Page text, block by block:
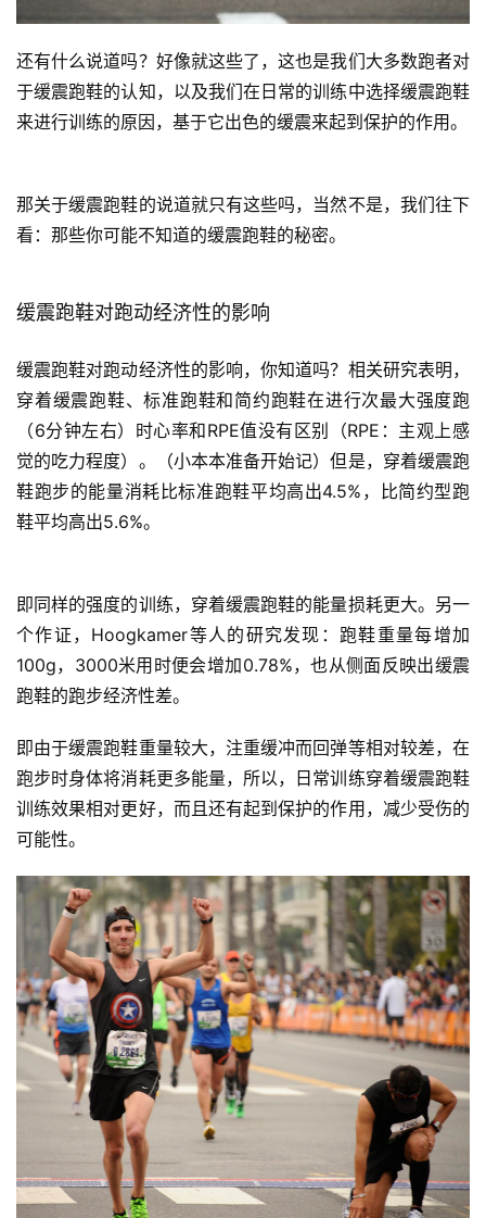
赛
观
训
还有什么说道吗？好像就这些了，这也是我们大多数跑者对
于缓震跑鞋的认知，以及我们在日常的训练中选择缓震跑鞋
来进行训练的原因，基于它出色的缓震来起到保护的作用。
那关于缓震跑鞋的说道就只有这些吗，当然不是，我们往下
看：那些你可能不知道的缓震跑鞋的秘密。
缓震跑鞋对跑动经济性的影响
缓震跑鞋对跑动经济性的影响，你知道吗？相关研究表明，
穿着缓震跑鞋、标准跑鞋和简约跑鞋在进行次最大强度跑
（6分钟左右）时心率和RPE值没有区别（RPE：主观上感
觉的吃力程度）。（小本本准备开始记）但是，穿着缓震跑
鞋跑步的能量消耗比标准跑鞋平均高出4.5%，比简约型跑
鞋平均高出5.6%。
即同样的强度的训练，穿着缓震跑鞋的能量损耗更大。另一
个作证，Hoogkamer等人的研究发现：跑鞋重量每增加
100g，3000米用时便会增加0.78%，也从侧面反映出缓震
跑鞋的跑步经济性差。
即由于缓震跑鞋重量较大，注重缓冲而回弹等相对较差，在
跑步时身体将消耗更多能量，所以，日常训练穿着缓震跑鞋
训练效果相对更好，而且还有起到保护的作用，减少受伤的
可能性。